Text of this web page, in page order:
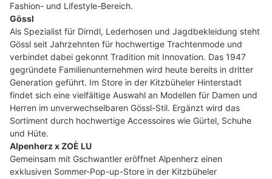
Fashion- und Lifestyle-Bereich.
Gössl
Als Spezialist für Dirndl, Lederhosen und Jagdbekleidung steht
Gössl seit Jahrzehnten für hochwertige Trachtenmode und
verbindet dabei gekonnt Tradition mit Innovation. Das 1947
gegründete Familienunternehmen wird heute bereits in dritter
Generation geführt. Im Store in der Kitzbüheler Hinterstadt
findet sich eine vielfältige Auswahl an Modellen für Damen und
Herren im unverwechselbaren Gössl-Stil. Ergänzt wird das
Sortiment durch hochwertige Accessoires wie Gürtel, Schuhe
und Hüte.
Alpenherz x ZOÈ LU
Gemeinsam mit Gschwantler eröffnet Alpenherz einen
exklusiven Sommer-Pop-up-Store in der Kitzbüheler